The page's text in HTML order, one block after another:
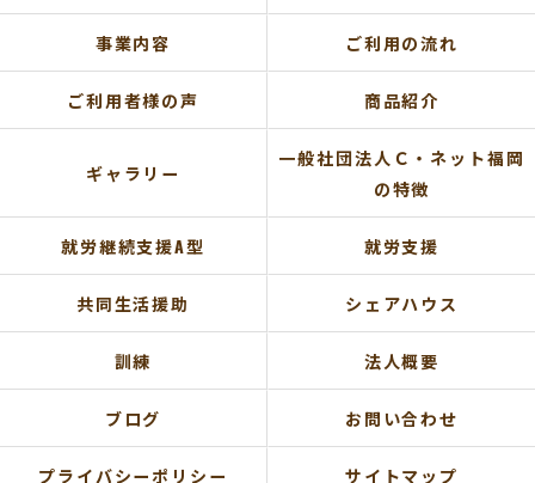
事業内容 ご利用の流れ
ご利用者様の声 商品紹介
ギャラリー
一般社団法人Ｃ・ネット福岡
の特徴
就労継続支援A型 就労支援
共同生活援助 シェアハウス
訓練 法人概要
ブログ お問い合わせ
プライバシーポリシー サイトマップ